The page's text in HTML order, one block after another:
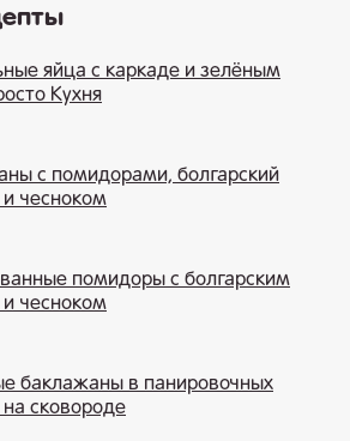
яйца с каркаде и зелёным
Кухня
с помидорами, болгарский
чесноком
помидоры с болгарским
чесноком
баклажаны в панировочных
на сковороде